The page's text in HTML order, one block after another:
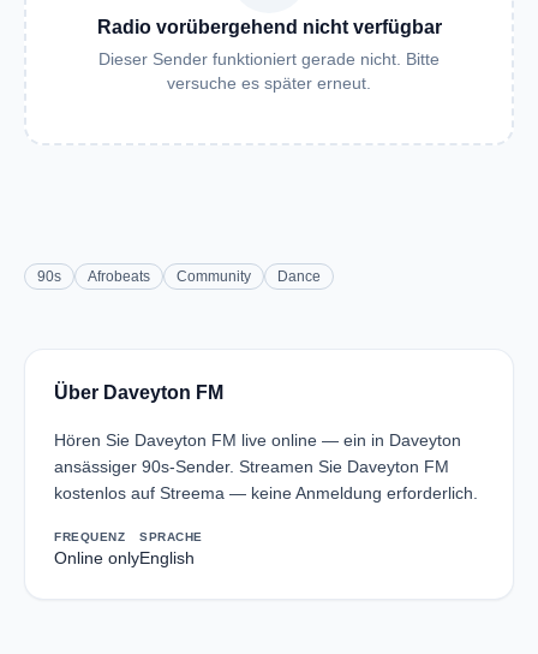
Radio vorübergehend nicht verfügbar
Dieser Sender funktioniert gerade nicht. Bitte
versuche es später erneut.
90s Afrobeats Community Dance
Über Daveyton FM
Hören Sie Daveyton FM live online — ein in Daveyton
ansässiger 90s-Sender. Streamen Sie Daveyton FM
kostenlos auf Streema — keine Anmeldung erforderlich.
FREQUENZ
Online only
SPRACHE
English